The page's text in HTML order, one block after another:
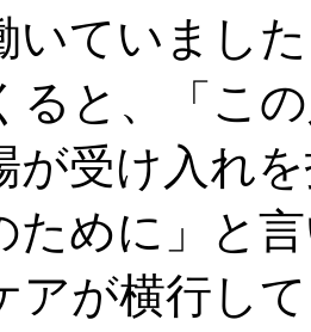
いていまし
ると、「こ
が受け入れ
ために」と
アが横行し